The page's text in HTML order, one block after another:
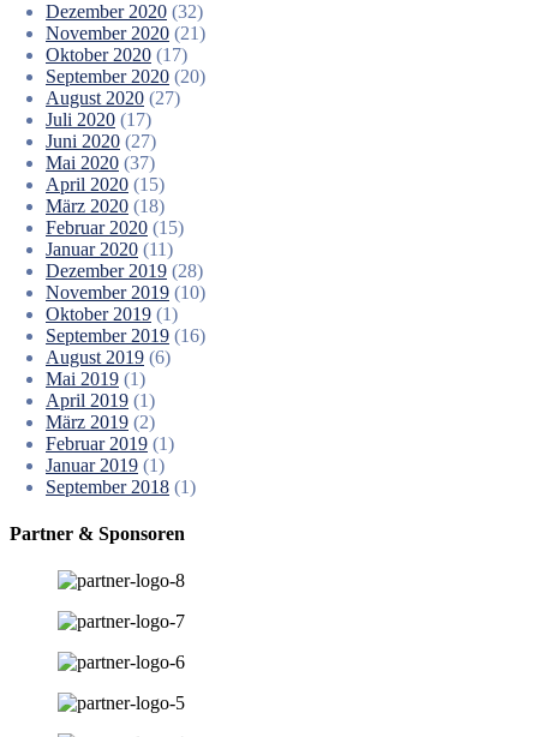
Dezember 2020 (32)
November 2020 (21)
Oktober 2020 (17)
September 2020 (20)
August 2020 (27)
Juli 2020 (17)
Juni 2020 (27)
Mai 2020 (37)
April 2020 (15)
März 2020 (18)
Februar 2020 (15)
Januar 2020 (11)
Dezember 2019 (28)
November 2019 (10)
Oktober 2019 (1)
September 2019 (16)
August 2019 (6)
Mai 2019 (1)
April 2019 (1)
März 2019 (2)
Februar 2019 (1)
Januar 2019 (1)
September 2018 (1)
Partner & Sponsoren